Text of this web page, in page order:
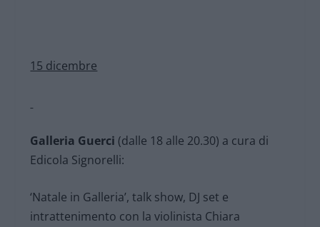
15 dicembre
Galleria Guerci (dalle 18 alle 20.30) a cura di
Edicola Signorelli:
‘Natale in Galleria’, talk show, DJ set e
intrattenimento con la violinista Chiara